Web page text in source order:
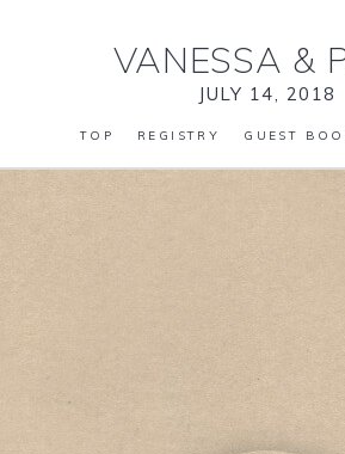
VANESSA &
JULY 14, 2018
TOP REGISTRY GUEST